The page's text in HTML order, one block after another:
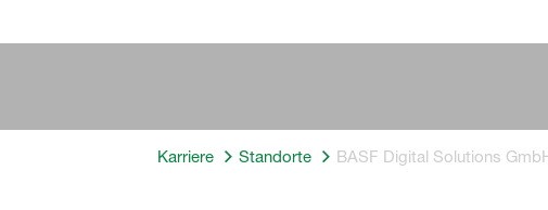
Karriere Standorte BASF Digital Solutions